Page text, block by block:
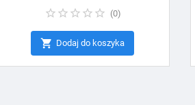
(0)
 Dodaj do koszyka